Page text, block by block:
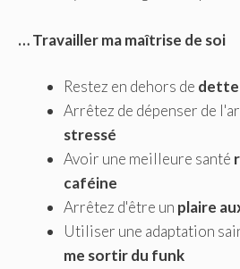
… Travailler ma maîtrise de soi
Restez en dehors de dette
Arrêtez de dépenser de
stressé
Avoir une meilleure santé
caféine
Arrêtez d'être un plaire
Utiliser une adaptation
me sortir du funk